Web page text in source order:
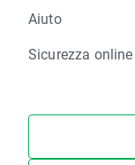
Aiuto
Sicurezza online